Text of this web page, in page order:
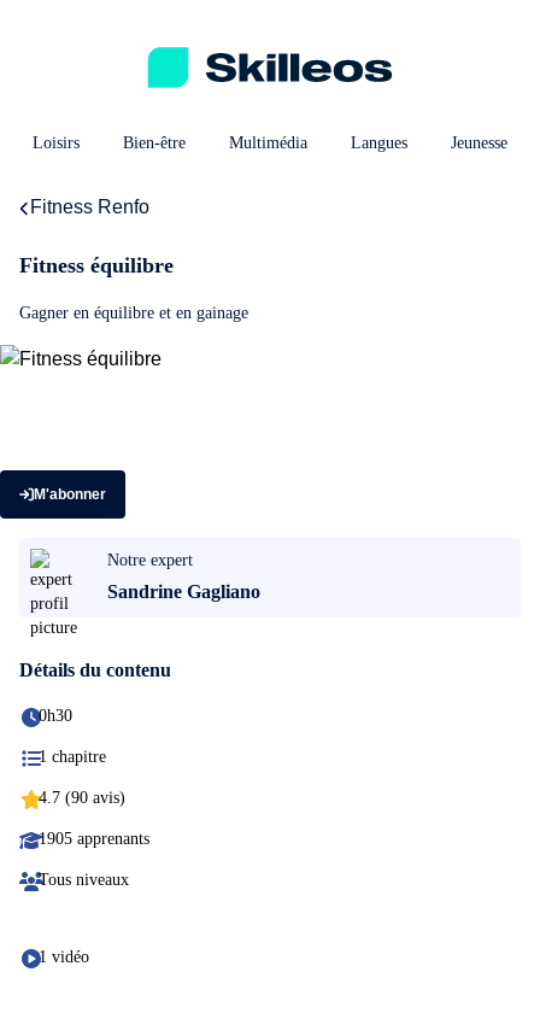
Loisirs Bien-être Multimédia Langues Jeunesse
Fitness Renfo
Fitness équilibre
Gagner en équilibre et en gainage
M'abonner
Notre expert
Sandrine Gagliano
Détails du contenu
0h30
1 chapitre
4.7 (90 avis)
1905 apprenants
Tous niveaux
1 vidéo